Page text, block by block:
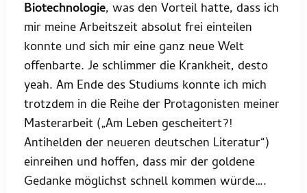
Biotechnologie, was den Vorteil hatte, dass ich
mir meine Arbeitszeit absolut frei einteilen
konnte und sich mir eine ganz neue Welt
offenbarte. Je schlimmer die Krankheit, desto
yeah. Am Ende des Studiums konnte ich mich
trotzdem in die Reihe der Protagonisten meiner
Masterarbeit („Am Leben gescheitert?!
Antihelden der neueren deutschen Literatur“)
einreihen und hoffen, dass mir der goldene
Gedanke möglichst schnell kommen würde….